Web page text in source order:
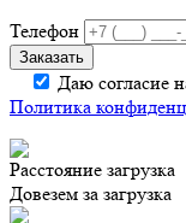
Телефон
Даю согласие
Политика
Расстояние загрузка
Довезем за загрузка